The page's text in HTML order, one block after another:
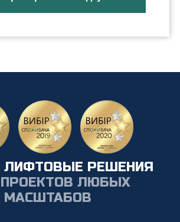
ЛИФТОВЫЕ РЕШЕНИЯ
ЛЮБЫХ
МАСШТАБОВ